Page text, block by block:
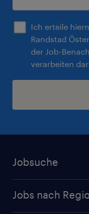
Ich erteile
Randstad
der Job-
verarbeiten
Jobsuche
Initiativbewerbung
Jobs nach